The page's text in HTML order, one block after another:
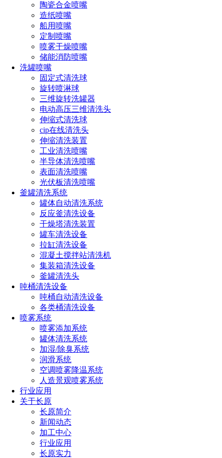
陶瓷合金喷嘴
造纸喷嘴
船用喷嘴
定制喷嘴
喷雾干燥喷嘴
储能消防喷嘴
洗罐喷嘴
固定式清洗球
旋转喷淋球
三维旋转洗罐器
电动高压三维清洗头
伸缩式清洗球
cip在线清洗头
伸缩清洗装置
工业清洗喷嘴
半导体清洗喷嘴
表面清洗喷嘴
光伏板清洗喷嘴
釜罐清洗系统
罐体自动清洗系统
反应釜清洗设备
干燥塔清洗装置
罐车清洗设备
拉缸清洗设备
混凝土搅拌站清洗机
集装箱清洗设备
釜罐清洗头
吨桶清洗设备
吨桶自动清洗设备
各类桶清洗设备
喷雾系统
喷雾添加系统
罐体清洗系统
加湿/除臭系统
润滑系统
空调喷雾降温系统
人造景观喷雾系统
行业应用
关于长原
长原简介
新闻动态
加工中心
行业应用
长原实力
一、了解需求和应用场景
在选择超声波雾化喷嘴之前，首先要明确自己的需求和应
用场景。不同行业和工艺对雾化效果、液体流量、粒径分布等
要求不同。例如，农业领域可能需要较大的流量和较粗的粒径
分布，而医药领域则可能对粒径分布和雾化效果有严格要求。
二、考虑液体的性质和特点
液体的性质和特点也是选择超声波雾化喷嘴的重要因素。
不同的液体具有不同的粘度、表面张力、化学成分等特性，这
些都会影响雾化效果和喷嘴的选择。例如，高粘度的液体可能
需要更高频率的超声波才能实现良好的雾化效果。
三、选择合适的材质和结构
超声波雾化喷嘴的材质和结构也是选择时需要考虑的因
素。喷嘴的材质应具有良好的耐磨、耐腐蚀和耐高温性能，以
适应不同的工作环境。同时，喷嘴的结构设计也会影响雾化效
果和液体的流量。选择合适的结构和参数，可以实现更好的雾
化效果和液体利用率。
四、考虑维护和清洗的便利性
在选择超声波雾化喷嘴时，还要考虑维护和清洗的便利
性。喷嘴在使用过程中可能会堵塞或磨损，因此需要定期进行
清洗和更换。选择易于拆卸和清洗的喷嘴，可以降低维护成本
和提高工作效率。
五、参考品牌和用户评价
在选择超声波雾化喷嘴时，可以参考一些知名品牌和用户
评价。知名品牌通常具有较好的质量和售后服务保障，而用户
评价则可以反映产品的实际使用效果和性能。通过比较不同品
牌和型号的评价，可以帮助您做出更明智的选择。
六、总结与建议
选择适合的超声波雾化喷嘴需要考虑多方面的因素，包括
需求和应用场景、液体的性质和特点、材质和结构、维护和清
洗的便利性以及品牌和用户评价等。在选择过程中，建议与专
业的技术人员或供应商进行沟通，以获取更详细的建议和解决
方案。同时，也要注意定期对喷嘴进行检查和维护，以确保其
良好的工作状态和延长使用寿命。